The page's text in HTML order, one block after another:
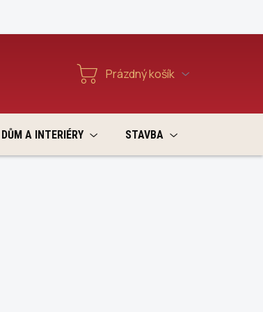
Nákupní
Prázdný košík
DŮM A INTERIÉRY STAVBA